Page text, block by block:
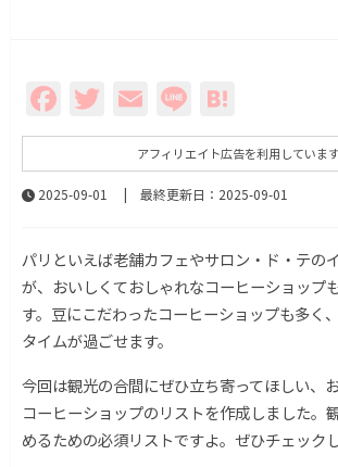
Facebook
Twitter
Email
Line
アフィリエイト広告を利用しています
2025-09-01 | 最終更新日：2025-09-01
パリといえば老舗カフェやサロン・ド・テの
が、おいしくておしゃれなコーヒーショップ
す。豆にこだわったコーヒーショップも多く
タイムが過ごせます。
今回は観光の合間にぜひ立ち寄ってほしい、
コーヒーショップのリストを作成しました。
めるための必須リストですよ。ぜひチェック